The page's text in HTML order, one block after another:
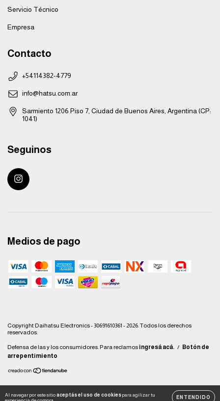
Al navegar por este sitioaceptás el uso de cookiespara agilizar tu
ENTENDIDO
Servicio Técnico
Empresa
Contacto
+54114382-4779
info@hatsu.com.ar
Sarmiento 1206 Piso 7, Ciudad de Buenos Aires, Argentina (CP:
1041)
Seguinos
Medios de pago
Copyright Daihatsu Electronics - 30691610361 - 2026. Todos los derechos
reservados.
Defensa de las y los consumidores. Para reclamos ingresá acá. / Botón de
arrepentimiento